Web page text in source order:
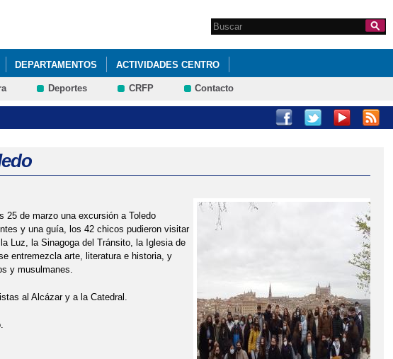
Formulario de
búsqueda
Search this site
DEPARTAMENTOS ACTIVIDADES CENTRO
Deportes CRFP Contacto
25 de marzo una excursión a Toledo
y una guía, los 42 chicos pudieron visitar
Luz, la Sinagoga del Tránsito, la Iglesia de
entremezcla arte, literatura e historia, y
y musulmanes.
al Alcázar y a la Catedral.